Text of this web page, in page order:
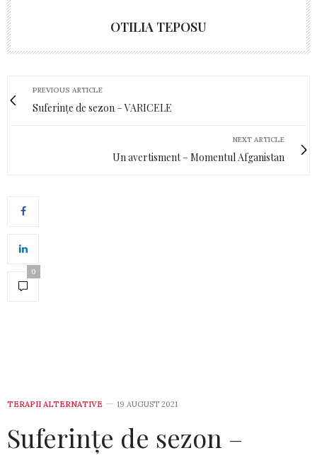
OTILIA TEPOSU
PREVIOUS ARTICLE
Suferințe de sezon – VARICELE
NEXT ARTICLE
Un avertisment – Momentul Afganistan
0
TERAPII ALTERNATIVE 19 AUGUST 2021
Suferințe de sezon –